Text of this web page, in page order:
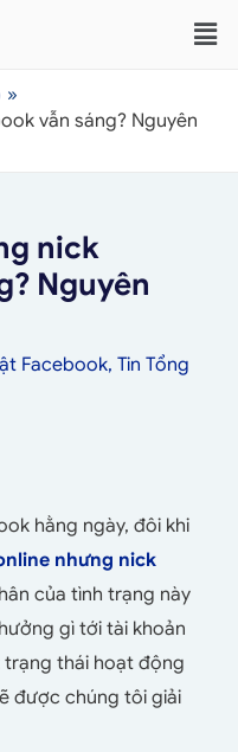
vẫn sáng? Nguyên
nick
Nguyên
Facebook, Tin Tổng
hằng ngày, đôi khi
nhưng nick
của tình trạng này
gì tới tài khoản
trạng thái hoạt động
được chúng tôi giải